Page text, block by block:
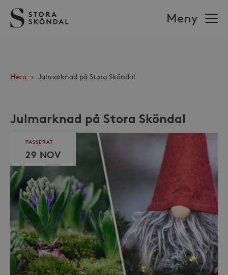
Stora
Sköndal
Meny
Hem › Julmarknad på Stora Sköndal
Julmarknad på Stora Sköndal
PASSERAT
29 NOV